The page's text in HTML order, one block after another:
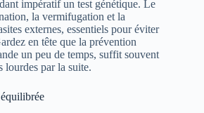
impératif un test génétique. Le
la vermifugation et la
externes, essentiels pour éviter
en tête que la prévention
un peu de temps, suffit souvent
lourdes par la suite.